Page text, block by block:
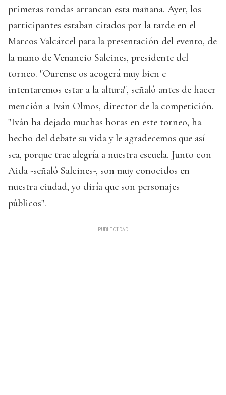
primeras rondas arrancan esta mañana. Ayer, los
participantes estaban citados por la tarde en el
Marcos Valcárcel para la presentación del evento, de
la mano de Venancio Salcines, presidente del
torneo. "Ourense os acogerá muy bien e
intentaremos estar a la altura", señaló antes de hacer
mención a Iván Olmos, director de la competición.
"Iván ha dejado muchas horas en este torneo, ha
hecho del debate su vida y le agradecemos que así
sea, porque trae alegría a nuestra escuela. Junto con
Aida -señaló Salcines-, son muy conocidos en
nuestra ciudad, yo diría que son personajes
públicos".